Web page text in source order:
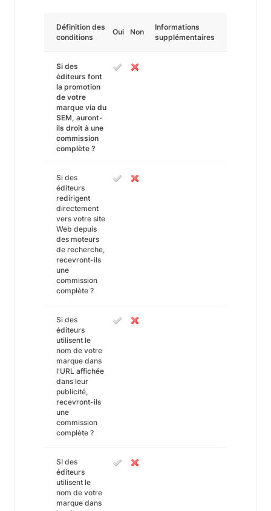
Définition des
conditions
Oui Non
Informations
supplémentaires
Si des
éditeurs font
la promotion
de votre
marque via du
SEM, auront-
ils droit à une
commission
complète ?
Si des
éditeurs
redirigent
directement
vers votre site
Web depuis
des moteurs
de recherche,
recevront-ils
une
commission
complète ?
Si des
éditeurs
utilisent le
nom de votre
marque dans
l'URL affichée
dans leur
publicité,
recevront-ils
une
commission
complète ?
SI des
éditeurs
utilisent le
nom de votre
marque dans